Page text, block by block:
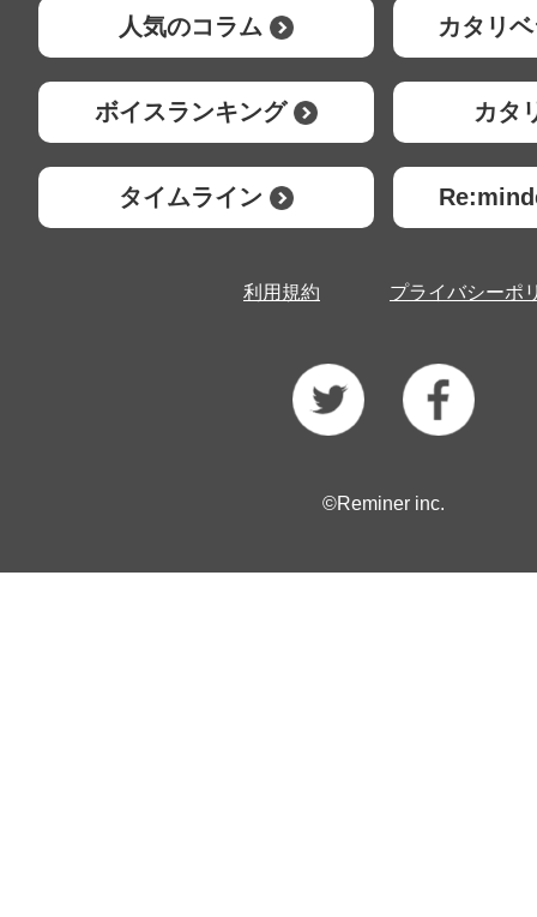
人気のコラム カタリ
ボイスランキング カタ
タイムライン
利用規約 プライバシーポ
©Reminer inc.